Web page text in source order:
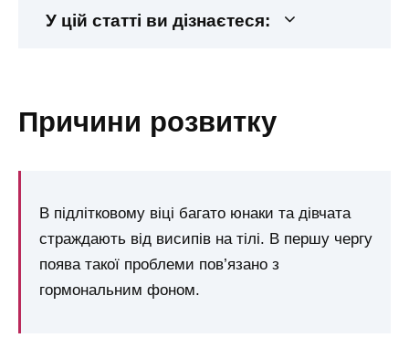
У цій статті ви дізнаєтеся:
причини розвитку
В підлітковому віці багато юнаки та дівчата
страждають від висипів на тілі. В першу чергу
поява такої проблеми пов’язано з
гормональним фоном.